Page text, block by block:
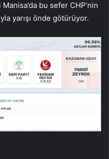
bu sefer CHP’nin
yarışı önde götürüyor.